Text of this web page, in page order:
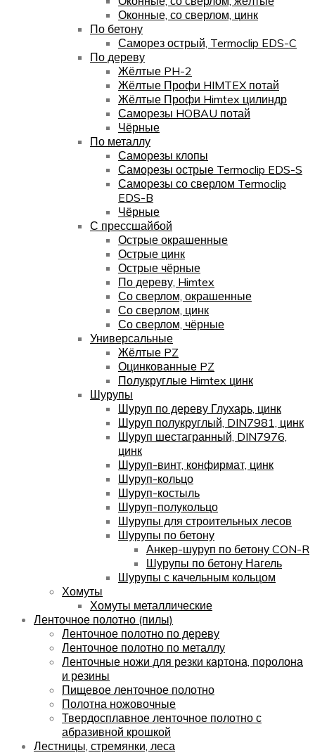
Оконные, со сверлом, цинк
По бетону
Саморез острый, Termoclip EDS-C
По дереву
Жёлтые PH-2
Жёлтые Профи HIMTEX потай
Жёлтые Профи Himtex цилиндр
Саморезы HOBAU потай
Чёрные
По металлу
Саморезы клопы
Саморезы острые Termoclip EDS-S
Саморезы со сверлом Termoclip
EDS-B
Чёрные
С прессшайбой
Острые окрашенные
Острые цинк
Острые чёрные
По дереву, Himtex
Со сверлом, окрашенные
Со сверлом, цинк
Со сверлом, чёрные
Универсальные
Жёлтые PZ
Оцинкованные PZ
Полукруглые Himtex цинк
Шурупы
Шуруп по дереву Глухарь, цинк
Шуруп полукруглый, DIN7981, цинк
Шуруп шестагранный, DIN7976,
цинк
Шуруп-винт, конфирмат, цинк
Шуруп-кольцо
Шуруп-костыль
Шуруп-полукольцо
Шурупы для строительных лесов
Шурупы по бетону
Анкер-шуруп по бетону CON-R
Шурупы по бетону Нагель
Шурупы с качельным кольцом
Хомуты
Хомуты металлические
Ленточное полотно (пилы)
Ленточное полотно по дереву
Ленточное полотно по металлу
Ленточные ножи для резки картона, поролона
и резины
Пищевое ленточное полотно
Полотна ножовочные
Твердосплавное ленточное полотно с
абразивной крошкой
Лестницы, стремянки, леса